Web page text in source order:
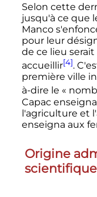
Selon cette
jusqu'à ce que
Manco
pour leur
de ce lieu
accueillir[4].
première ville
à-dire le «
Capac
l'agriculture et
enseigna aux
Origine